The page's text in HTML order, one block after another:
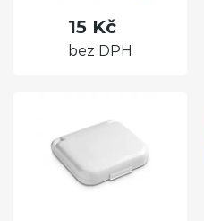
15 Kč
bez DPH